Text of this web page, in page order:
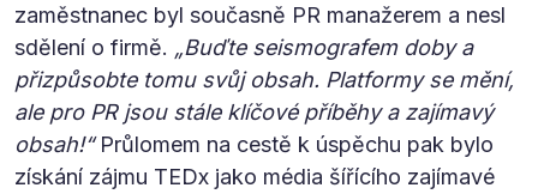
zaměstnanec byl současně PR manažerem a nesl
sdělení o firmě. „Buďte seismografem doby a
přizpůsobte tomu svůj obsah. Platformy se mění,
ale pro PR jsou stále klíčové příběhy a zajímavý
obsah!“Průlomem na cestě k úspěchu pak bylo
získání zájmu TEDx jako média šířícího zajímavé